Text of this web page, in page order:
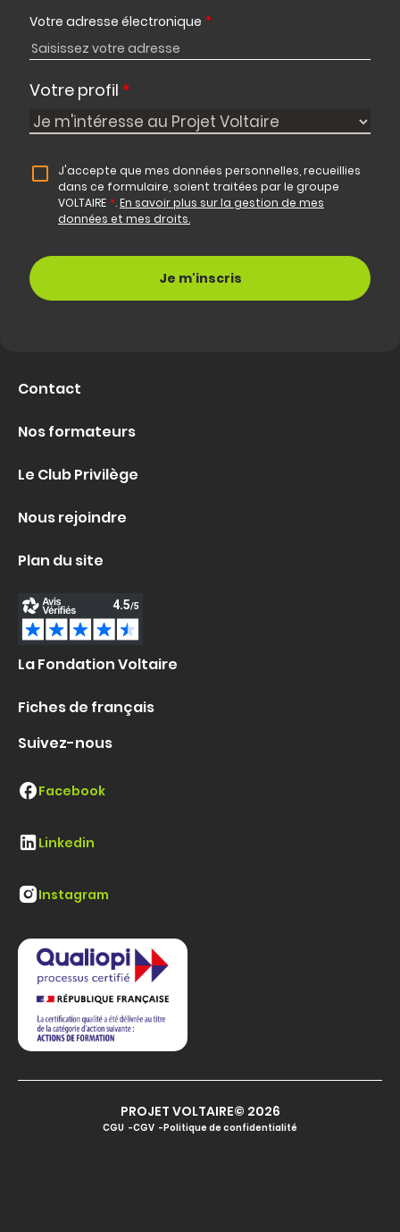
Votre adresse électronique *
Votre profil *
J'accepte que mes données personnelles, recueillies
dans ce formulaire, soient traitées par le groupe
VOLTAIRE *.En savoir plus sur la gestion de mes
données et mes droits.
Contact
Nos formateurs
Le Club Privilège
Nous rejoindre
Plan du site
La Fondation Voltaire
Fiches de français
Suivez-nous
Facebook
Linkedin
Instagram
PROJET VOLTAIRE© 2026
CGU CGV Politique de confidentialité